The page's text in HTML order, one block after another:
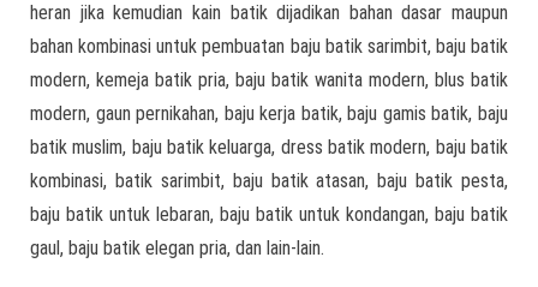
heran jika kemudian kain batik dijadikan bahan dasar maupun
bahan kombinasi untuk pembuatan baju batik sarimbit, baju batik
modern, kemeja batik pria, baju batik wanita modern, blus batik
modern, gaun pernikahan, baju kerja batik, baju gamis batik, baju
batik muslim, baju batik keluarga, dress batik modern, baju batik
kombinasi, batik sarimbit, baju batik atasan, baju batik pesta,
baju batik untuk lebaran, baju batik untuk kondangan, baju batik
gaul, baju batik elegan pria, dan lain-lain.